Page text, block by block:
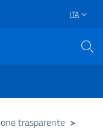
ITA
trasparente >